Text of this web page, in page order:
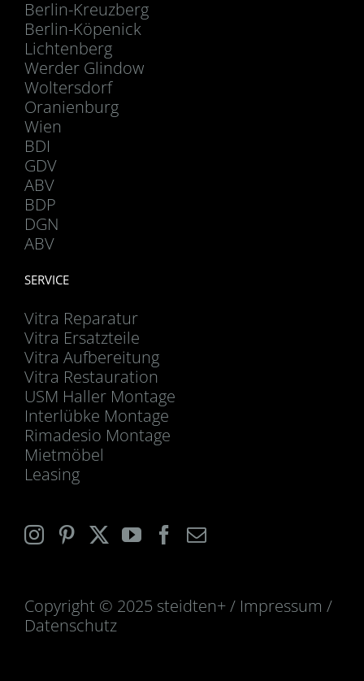
Berlin-Kreuzberg
Berlin-Köpenick
Lichtenberg
Werder Glindow
Woltersdorf
Oranienburg
Wien
BDI
GDV
ABV
BDP
DGN
ABV
SERVICE
Vitra Reparatur
Vitra Ersatzteile
Vitra Aufbereitung
Vitra Restauration
USM Haller Montage
Interlübke Montage
Rimadesio Montage
Mietmöbel
Leasing
Copyright © 2025 steidten+ / Impressum /
Datenschutz